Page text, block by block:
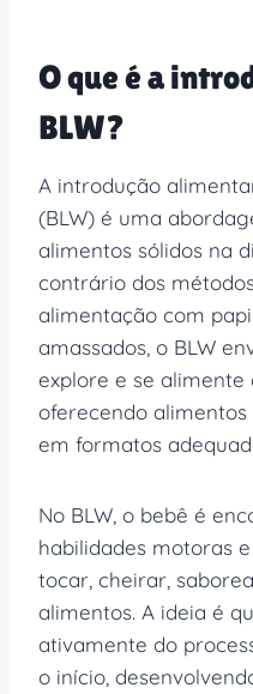
O que é a
BLW?
A introdução
(BLW) é uma
alimentos sólidos na
contrário dos
alimentação com
amassados, o BLW
explore e se alimente
oferecendo
em formatos
No BLW, o bebê é
habilidades motoras
tocar, cheirar,
alimentos. A ideia é
ativamente do
o início,